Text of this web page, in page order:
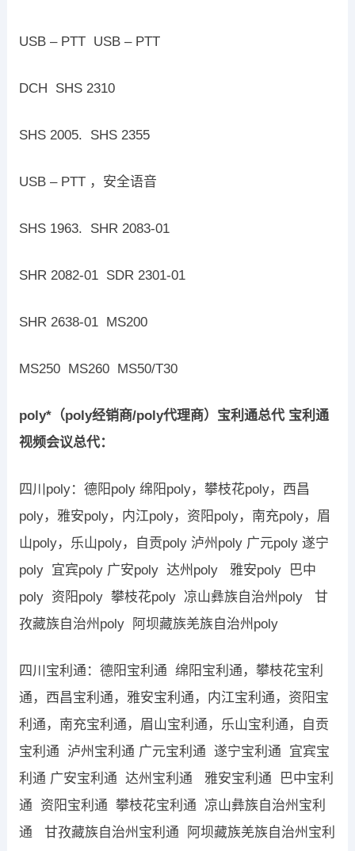
USB – PTT USB – PTT
DCH SHS 2310
SHS 2005. SHS 2355
USB – PTT ，安全语音
SHS 1963. SHR 2083-01
SHR 2082-01 SDR 2301-01
SHR 2638-01 MS200
MS250 MS260 MS50/T30
poly*（poly经销商/poly代理商）宝利通总代 宝利通
视频会议总代：
四川poly：德阳poly 绵阳poly，攀枝花poly，西昌
poly，雅安poly，内江poly，资阳poly，南充poly，眉
山poly，乐山poly，自贡poly 泸州 poly 广元poly 遂宁
poly 宜宾poly 广安poly 达州 poly 雅安poly
巴中
poly 资阳poly 攀枝花poly 凉山彝族自治州 poly 甘
孜藏族自治州 poly 阿坝藏族羌族自治州 poly
四川宝利通：德阳宝利通 绵阳宝利通，攀枝花宝利
通，西昌宝利通，雅安宝利通，内江宝利通，资阳宝
利通，南充宝利通，眉山宝利通，乐山宝利通，自贡
宝利通 泸州宝利通 广元宝利通 遂宁宝利通 宜宾宝
利通 广安宝利通 达州宝利通 雅安宝利通 巴中宝利
通 资阳宝利通 攀枝花宝利通 凉山彝族自治州宝利
通 甘孜藏族自治州宝利通 阿坝藏族羌族自治州宝利